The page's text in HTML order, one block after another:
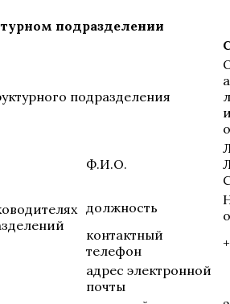
подразделении
подразделения
Ф.И.О.
должность
контактный
телефон
адрес электронной
почты